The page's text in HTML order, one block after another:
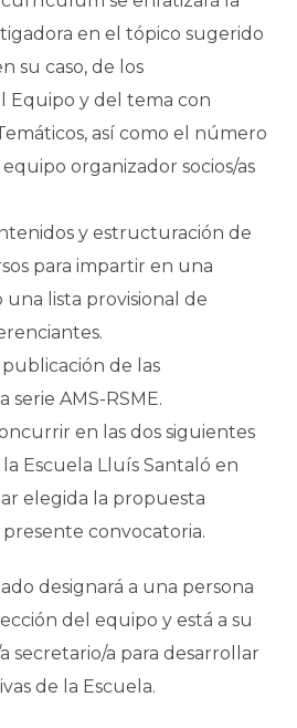
en el tópico sugerido
su caso, de los
Equipo y del tema con
así como el número
organizador socios/as
y estructuración de
para impartir en una
una lista provisional de
de las
serie AMS-RSME.
en las dos siguientes
Escuela Lluís Santaló en
elegida la propuesta
convocatoria.
designará a una persona
del equipo y está a su
secretario/a para desarrollar
de la Escuela.